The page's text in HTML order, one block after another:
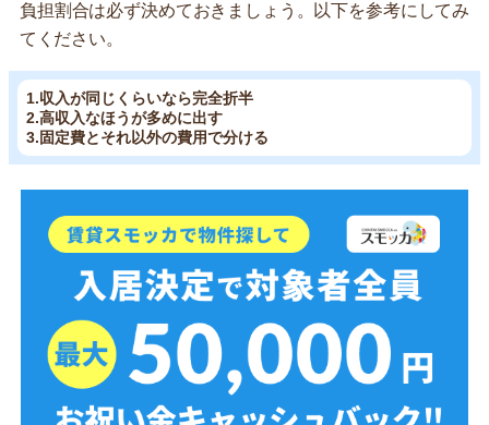
負担割合は必ず決めておきましょう。以下を参考にしてみ
てください。
1.収入が同じくらいなら完全折半
2.高収入なほうが多めに出す
3.固定費とそれ以外の費用で分ける